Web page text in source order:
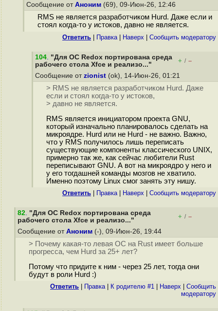
Сообщение от Аноним (69), 09-Июн-26, 12:46
RMS не является разработчиком Hurd. Даже если и
стоял когда-то у истоков, давно не является.
Ответить Правка| Наверх Cообщить модератору
104. "Для ОС Redox портирована среда
рабочего стола Xfce и реализо..."
+ / –
Сообщение от zionist (ok), 14-Июн-26, 01:21
> RMS не является разработчиком Hurd. Даже
если и стоял когда-то у истоков,
> давно не является.
RMS является инициатором проекта GNU,
который изначально планировалось сделать на
микроядре. Hurd или не Hurd - не важно. Важно,
что у RMS получилось лишь переписать
существующие компоненты классического UNIX,
примерно так же, как сейчас любители Rust
переписывают GNU. А вот на микроядро у него и
у его тогдашней команды мозгов не хватило.
Именно поэтому Linux смог занять эту нишу.
Ответить Правка| Наверх Cообщить модератору
82. "Для ОС Redox портирована среда
рабочего стола Xfce и реализо..."
+ / –
Сообщение от Аноним (-), 09-Июн-26, 19:44
> Почему какая-то левая ОС на Rust имеет больше
прогресса, чем Hurd за 25+ лет?
Потому что придите к ним - через 25 лет, тогда они
будут в роли Hurd :)
Ответить Правка| К родителю #1 Наверх
Cообщить
модератору